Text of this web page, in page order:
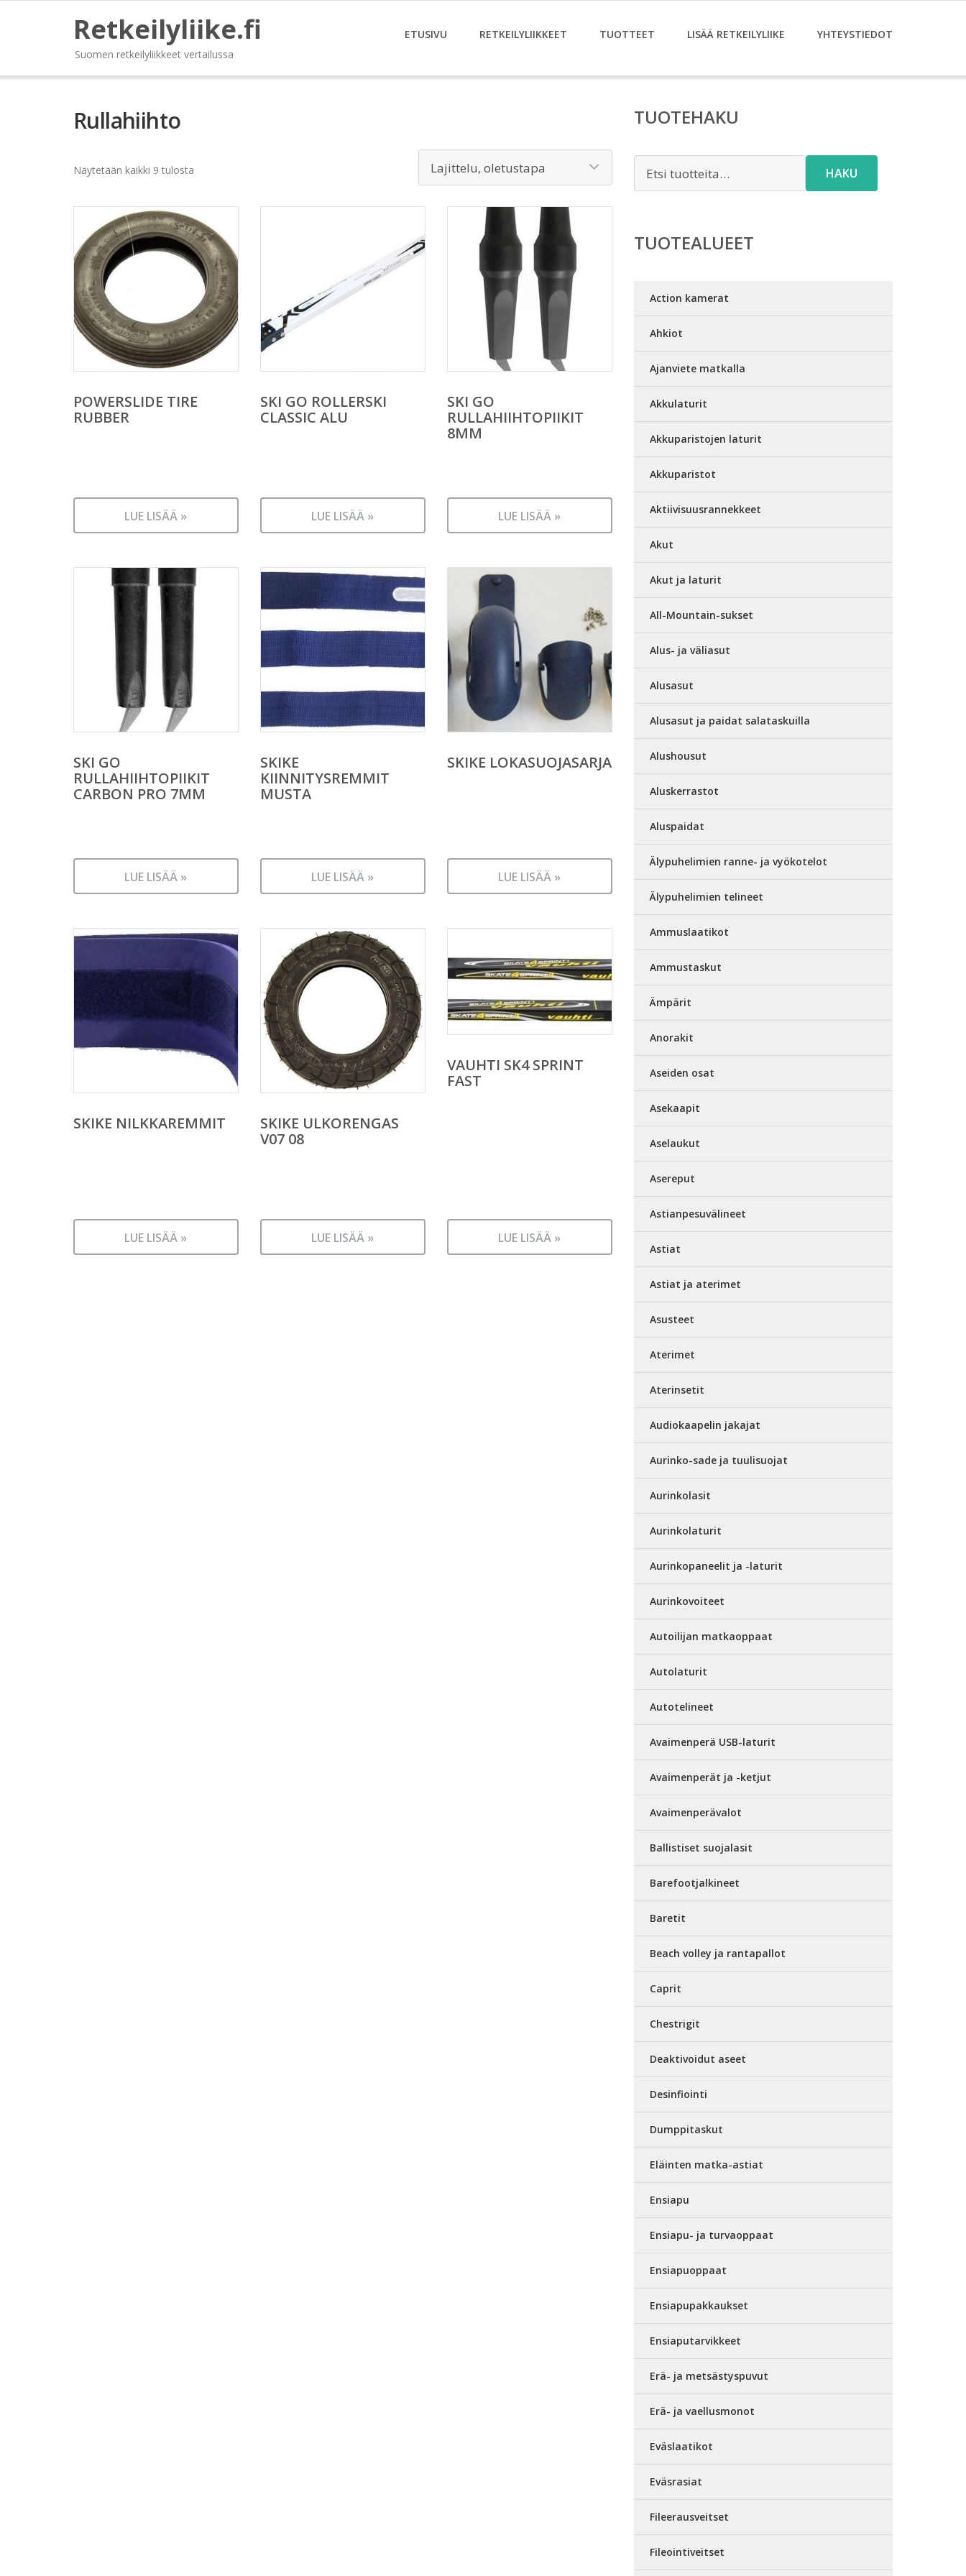
Retkeilyliike.fi
Suomen retkeilyliikkeet vertailussa
ETUSIVU RETKEILYLIIKKEET TUOTTEET LISÄÄ RETKEILYLIIKE YHTEYSTIEDOT
Rullahiihto
Näytetään kaikki 9 tulosta
POWERSLIDE TIRE
RUBBER
LUE LISÄÄ »
SKI GO ROLLERSKI
CLASSIC ALU
LUE LISÄÄ »
SKI GO
RULLAHIIHTOPIIKIT
8MM
LUE LISÄÄ »
SKI GO
RULLAHIIHTOPIIKIT
CARBON PRO 7MM
LUE LISÄÄ »
SKIKE
KIINNITYSREMMIT
MUSTA
LUE LISÄÄ »
SKIKE LOKASUOJASARJA
LUE LISÄÄ »
SKIKE NILKKAREMMIT
LUE LISÄÄ »
SKIKE ULKORENGAS
V07 08
LUE LISÄÄ »
VAUHTI SK4 SPRINT
FAST
LUE LISÄÄ »
TUOTEHAKU
HAKU
TUOTEALUEET
Action kamerat
Ahkiot
Ajanviete matkalla
Akkulaturit
Akkuparistojen laturit
Akkuparistot
Aktiivisuusrannekkeet
Akut
Akut ja laturit
All-Mountain-sukset
Alus- ja väliasut
Alusasut
Alusasut ja paidat salataskuilla
Alushousut
Aluskerrastot
Aluspaidat
Älypuhelimien ranne- ja vyökotelot
Älypuhelimien telineet
Ammuslaatikot
Ammustaskut
Ämpärit
Anorakit
Aseiden osat
Asekaapit
Aselaukut
Asereput
Astianpesuvälineet
Astiat
Astiat ja aterimet
Asusteet
Aterimet
Aterinsetit
Audiokaapelin jakajat
Aurinko-sade ja tuulisuojat
Aurinkolasit
Aurinkolaturit
Aurinkopaneelit ja -laturit
Aurinkovoiteet
Autoilijan matkaoppaat
Autolaturit
Autotelineet
Avaimenperä USB-laturit
Avaimenperät ja -ketjut
Avaimenperävalot
Ballistiset suojalasit
Barefootjalkineet
Baretit
Beach volley ja rantapallot
Caprit
Chestrigit
Deaktivoidut aseet
Desinfiointi
Dumppitaskut
Eläinten matka-astiat
Ensiapu
Ensiapu- ja turvaoppaat
Ensiapuoppaat
Ensiapupakkaukset
Ensiaputarvikkeet
Erä- ja metsästyspuvut
Erä- ja vaellusmonot
Eväslaatikot
Eväsrasiat
Fileerausveitset
Fileointiveitset